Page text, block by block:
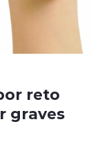
reto
graves